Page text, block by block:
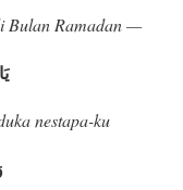
Bulan Ramadan —
nestapa-ku